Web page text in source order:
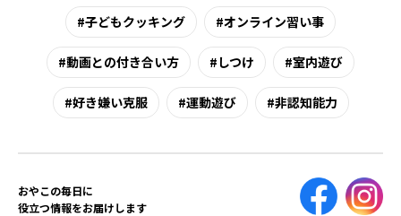
子どもクッキング オンライン習い事
動画との付き合い方 しつけ 室内遊び
好き嫌い克服 運動遊び 非認知能力
おやこの毎日に
役立つ情報をお届けします